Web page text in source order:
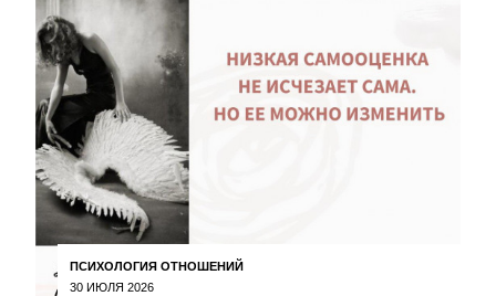
ПСИХОЛОГИЯ ОТНОШЕНИЙ
30 ИЮЛЯ 2026